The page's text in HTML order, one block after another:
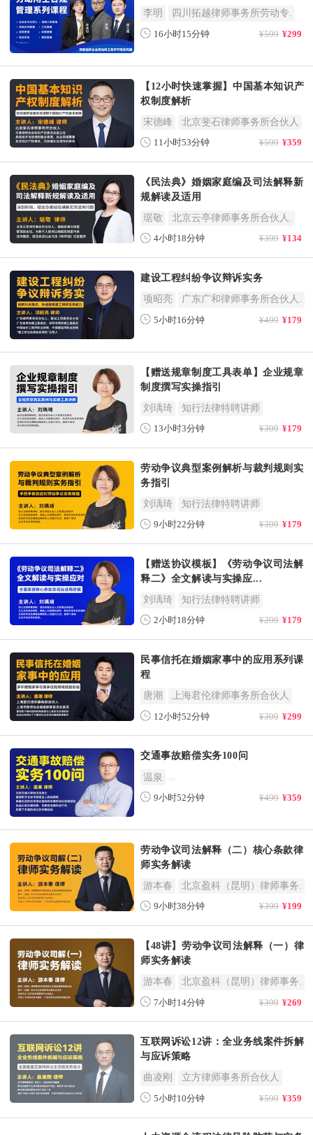
李明 四川拓越律师事务所劳动专.
16小时15分钟 ¥599 ¥299
【12小时快速掌握】中国基本知识产
权制度解析
宋德峰 北京斐石律师事务所合伙人
11小时53分钟 ¥599 ¥359
《民法典》婚姻家庭编及司法解释新
规解读及适用
琚敬 北京云亭律师事务所合伙人.
4小时18分钟 ¥399 ¥134
建设工程纠纷争议辩诉实务
项昭亮 广东广和律师事务所合伙人.
5小时16分钟 ¥499 ¥179
【赠送规章制度工具表单】企业规章
制度撰写实操指引
刘瑀琦 知行法律特聘讲师
13小时3分钟 ¥399 ¥179
劳动争议典型案例解析与裁判规则实
务指引
刘瑀琦 知行法律特聘讲师
9小时22分钟 ¥399 ¥179
【赠送协议模板】《劳动争议司法解
释二》全文解读与实操应...
刘瑀琦 知行法律特聘讲师
2小时18分钟 ¥299 ¥179
民事信托在婚姻家事中的应用系列课
程
唐潮 上海君伦律师事务所合伙人
12小时52分钟 ¥399 ¥299
交通事故赔偿实务100问
温泉
9小时52分钟 ¥499 ¥359
劳动争议司法解释（二）核心条款律
师实务解读
游本春 北京盈科（昆明）律师事务.
9小时38分钟 ¥399 ¥199
【48讲】劳动争议司法解释（一）律
师实务解读
游本春 北京盈科（昆明）律师事务.
7小时14分钟 ¥399 ¥269
互联网诉讼12讲：全业务线案件拆解
与应诉策略
曲凌刚 立方律师事务所合伙人
5小时10分钟 ¥599 ¥359